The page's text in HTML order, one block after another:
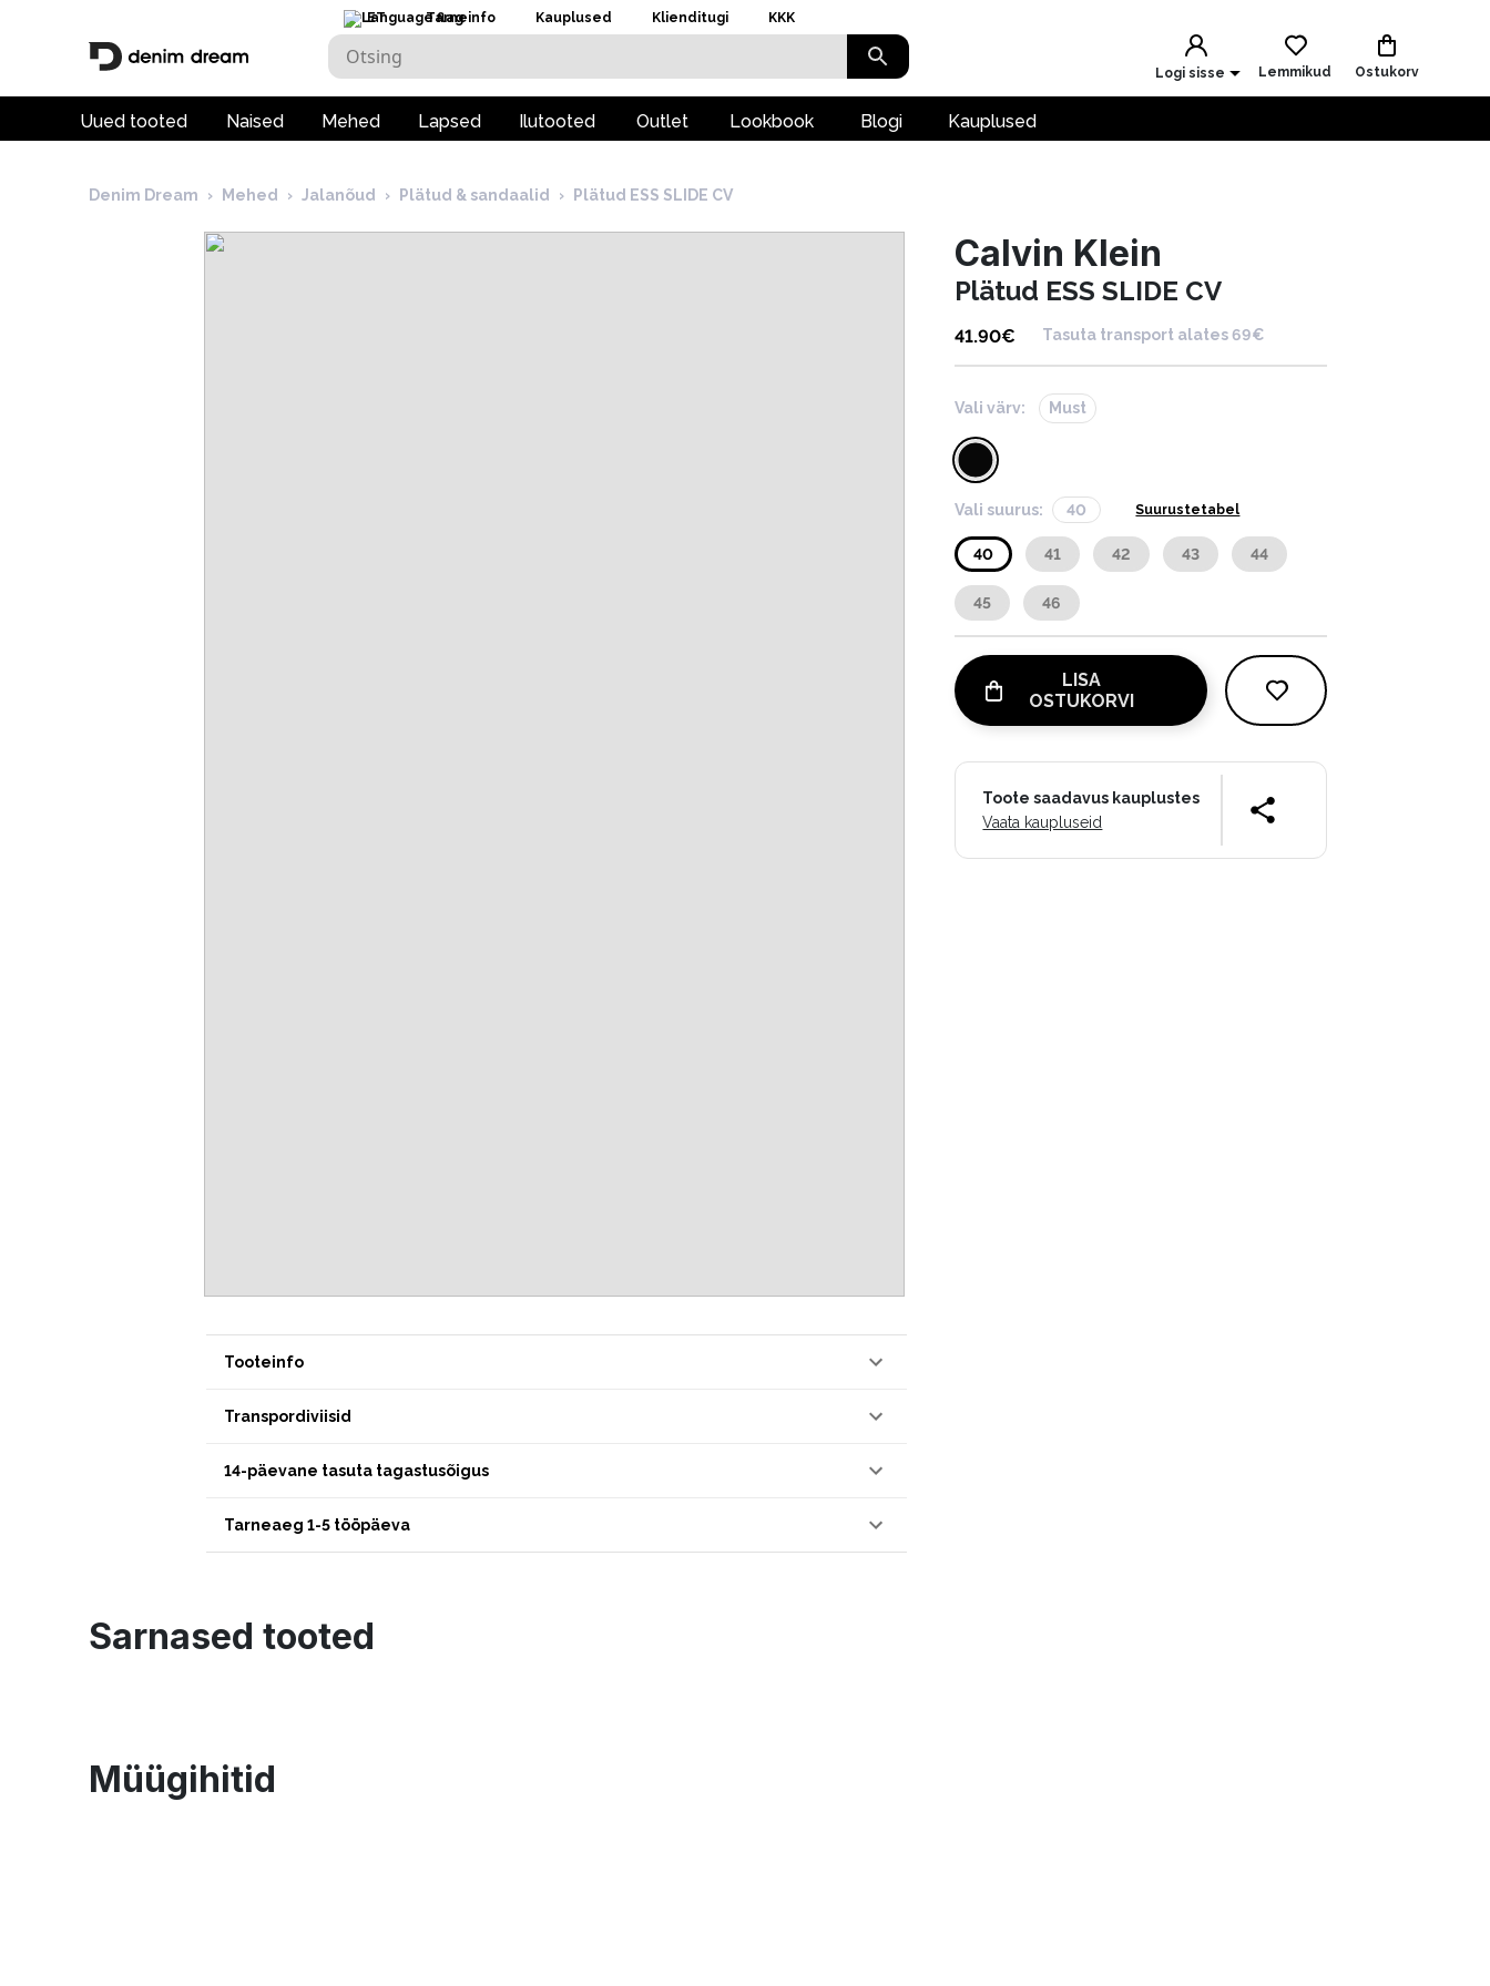
ET Tarneinfo Kauplused Klienditugi KKK
Logi sisse Lemmikud Ostukorv
Uued tooted Naised Mehed Lapsed Ilutooted Outlet Lookbook Blogi Kauplused
Denim Dream › Mehed › Jalanõud › Plätud & sandaalid › Plätud ESS SLIDE CV
Tooteinfo
Transpordiviisid
14-päevane tasuta tagastusõigus
Tarneaeg 1-5 tööpäeva
Calvin Klein
Plätud ESS SLIDE CV
41.90€ Tasuta transport alates 69€
Vali värv: Must
Vali suurus: 40 Suurustetabel
40 41 42 43 44
45 46
LISA
OSTUKORVI
Toote saadavus kauplustes
Vaata kaupluseid
Sarnased tooted
Müügihitid